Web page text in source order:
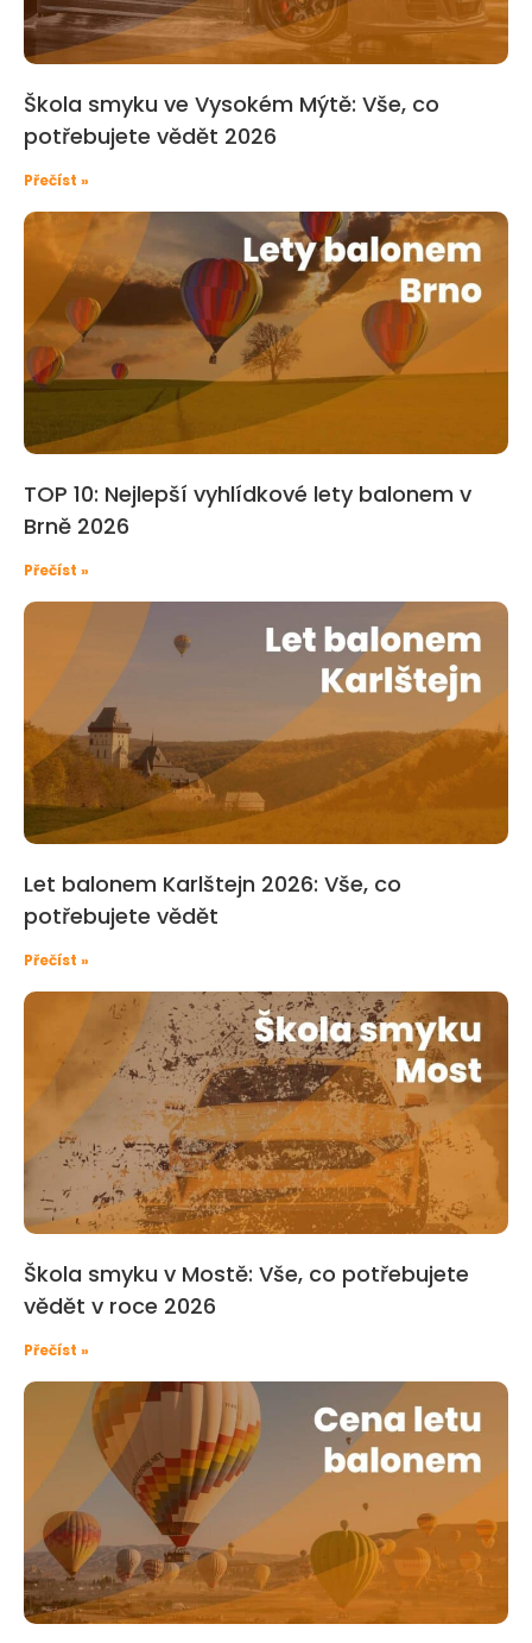
Škola smyku ve Vysokém Mýtě: Vše, co
potřebujete vědět 2026
Přečíst »
TOP 10: Nejlepší vyhlídkové lety balonem v
Brně 2026
Přečíst »
Let balonem Karlštejn 2026: Vše, co
potřebujete vědět
Přečíst »
Škola smyku v Mostě: Vše, co potřebujete
vědět v roce 2026
Přečíst »